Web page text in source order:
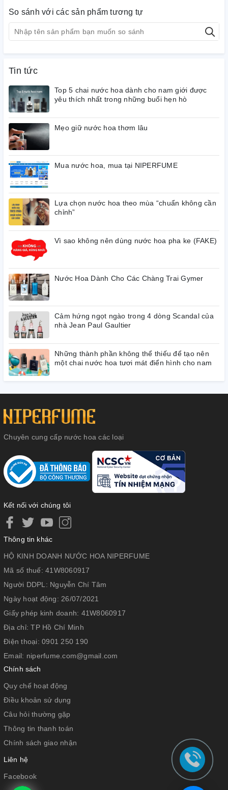
từng giọt thơm hỗ phách và nhựa labdanum.
Nước hoa J'Adore L'Orlà một hương thơm vàng óng ấm áp
hầu hết các sự kiện vào ban đêm và khi đó, tác dụng của nó
hoàn hảo nhất.
Kiểu dáng chai giống với hình dáng chiếc chai biểu tượng của
J’Adore, có sự khác biệt ở chiếc nắp được trang trí với màu
vàng chủ đạo cùng chuỗi hạt Masai (ý tưởng của John
Galliano) làm cho
và sáng tạo hơn. Nàng thơ Charlize Theron - biểu tượng biến
thể của vàng trong chiếc váy John Galliano là gương mặt đại
diện quảng cáo cho
♦Mùi hương đặc trưng:
- Hương đầu: hoa nhài, hoa hồng;
- Hương giữa: đậu tonka, va ni;
- Hương cuối: nhựa thơm Pháp, hoắc hương, hỗ phách.
So sánh với các sản phẩm tương tự
Tin tức
Top 5 chai nước hoa dành cho nam giới được
yêu thích nhất trong những buổi hẹn hò
Mẹo giữ nước hoa thơm lâu
Mua nước hoa, mua tại NIPERFUME
Lựa chọn nước hoa theo mùa “chuẩn không cần
chỉnh”
Vì sao không nên dùng nước hoa pha ke (FAKE)
Nước Hoa Dành Cho Các Chàng Trai Gymer
Cảm hứng ngọt ngào trong 4 dòng Scandal của
nhà Jean Paul Gaultier
Những thành phần không thể thiếu để tạo nên
một chai nước hoa tươi mát điển hình cho nam
Chuyên cung cấp nước hoa các loại
Kết nối với chúng tôi
Thông tin khác
HỘ KINH DOANH NƯỚC HOA NIPERFUME
Mã số thuế: 41W8060917
Người DDPL: Nguyễn Chí Tâm
Ngày hoạt động: 26/07/2021
Giấy phép kinh doanh: 41W8060917
Địa chỉ:TP Hồ Chí Minh
Điện thoại: 0901 250 190
Email: niperfume.com@gmail.com
Chính sách
Quy chế hoạt động
Điều khoản sử dụng
Câu hỏi thường gặp
Thông tin thanh toán
Chính sách giao nhận
Liên hệ
Facebook